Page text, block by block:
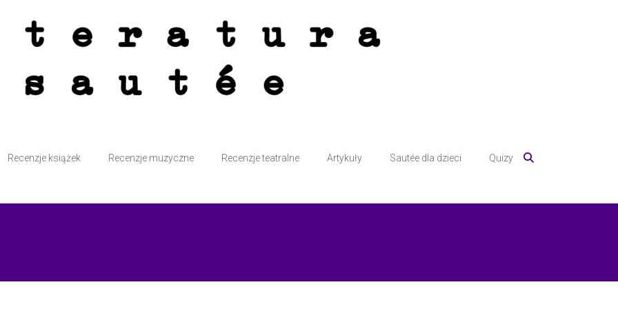
Recenzje książek Recenzje muzyczne Recenzje teatralne Artykuły Sautée dla dzieci Quizy